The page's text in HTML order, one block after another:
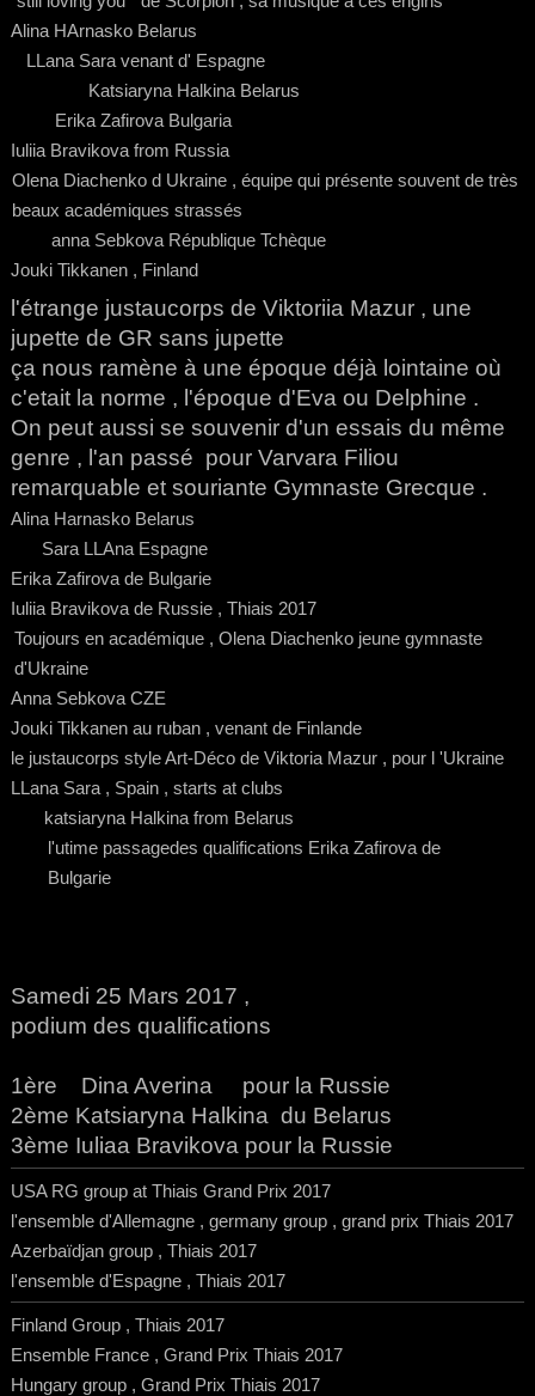
Alina HArnasko Belarus
LLana Sara venant d' Espagne
Katsiaryna Halkina Belarus
Erika Zafirova Bulgaria
Iuliia Bravikova from Russia
Olena Diachenko d Ukraine , équipe qui présente souvent de très
beaux académiques strassés
anna Sebkova République Tchèque
Jouki Tikkanen , Finland
l'étrange justaucorps de Viktoriia Mazur , une
jupette de GR sans jupette
ça nous ramène à une époque déjà lointaine où
c'etait la norme , l'époque d'Eva ou Delphine .
On peut aussi se souvenir d'un essais du même
genre , l'an passé pour Varvara Filiou
remarquable et souriante Gymnaste Grecque .
Alina Harnasko Belarus
Sara LLAna Espagne
Erika Zafirova de Bulgarie
Iuliia Bravikova de Russie , Thiais 2017
Toujours en académique , Olena Diachenko jeune gymnaste
d'Ukraine
Anna Sebkova CZE
Jouki Tikkanen au ruban , venant de Finlande
le justaucorps style Art-Déco de Viktoria Mazur , pour l 'Ukraine
LLana Sara , Spain , starts at clubs
katsiaryna Halkina from Belarus
l'utime passagedes qualifications Erika Zafirova de
Bulgarie
Samedi 25 Mars 2017 ,
podium des qualifications
1ère Dina Averina pour la Russie
2ème Katsiaryna Halkina du Belarus
3ème Iuliaa Bravikova pour la Russie
USA RG group at Thiais Grand Prix 2017
l'ensemble d'Allemagne , germany group , grand prix Thiais 2017
Azerbaïdjan group , Thiais 2017
l'ensemble d'Espagne , Thiais 2017
Finland Group , Thiais 2017
Ensemble France , Grand Prix Thiais 2017
Hungary group , Grand Prix Thiais 2017